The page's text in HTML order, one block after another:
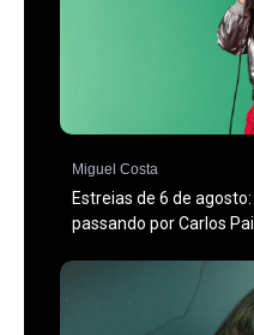
Miguel Costa
Estreias de 6 de
passando por Carlos